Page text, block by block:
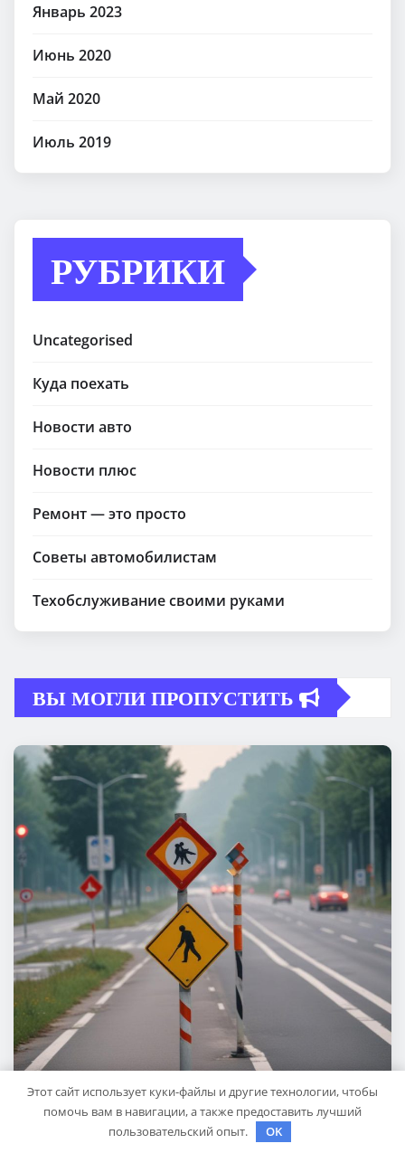
Январь 2023
Июнь 2020
Май 2020
Июль 2019
РУБРИКИ
Uncategorised
Куда поехать
Новости авто
Новости плюс
Ремонт — это просто
Советы автомобилистам
Техобслуживание своими руками
ВЫ МОГЛИ ПРОПУСТИТЬ
Этот сайт использует куки-файлы и другие технологии, чтобы
помочь вам в навигации, а также предоставить лучший
пользовательский опыт.
OK